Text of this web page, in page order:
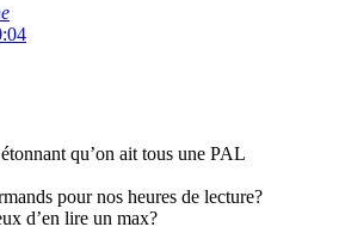
étonnant qu’on ait tous une PAL
pour nos heures de lecture?
d’en lire un max?